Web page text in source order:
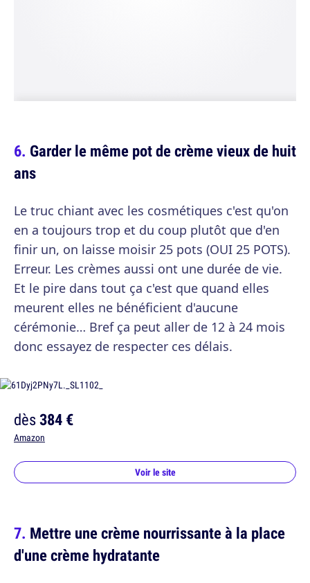
Garder le même pot de crème vieux de huit
ans
Le truc chiant avec les cosmétiques c'est qu'on
en a toujours trop et du coup plutôt que d'en
finir un, on laisse moisir 25 pots (OUI 25 POTS).
Erreur. Les crèmes aussi ont une durée de vie.
Et le pire dans tout ça c'est que quand elles
meurent elles ne bénéficient d'aucune
cérémonie… Bref ça peut aller de 12 à 24 mois
donc essayez de respecter ces délais.
dès384 €
Amazon
Voir le site
Mettre une crème nourrissante à la place
d'une crème hydratante